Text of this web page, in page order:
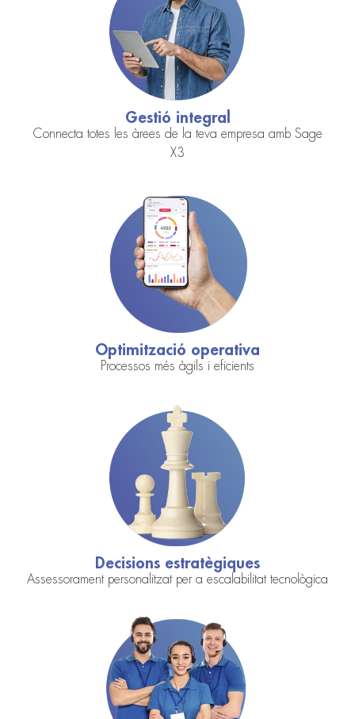
Gestió integral
Connecta totes les àrees de la teva empresa amb Sage
X3
Optimització operativa
Processos més àgils i eficients
Decisions estratègiques
Assessorament personalitzat per a escalabilitat tecnològica